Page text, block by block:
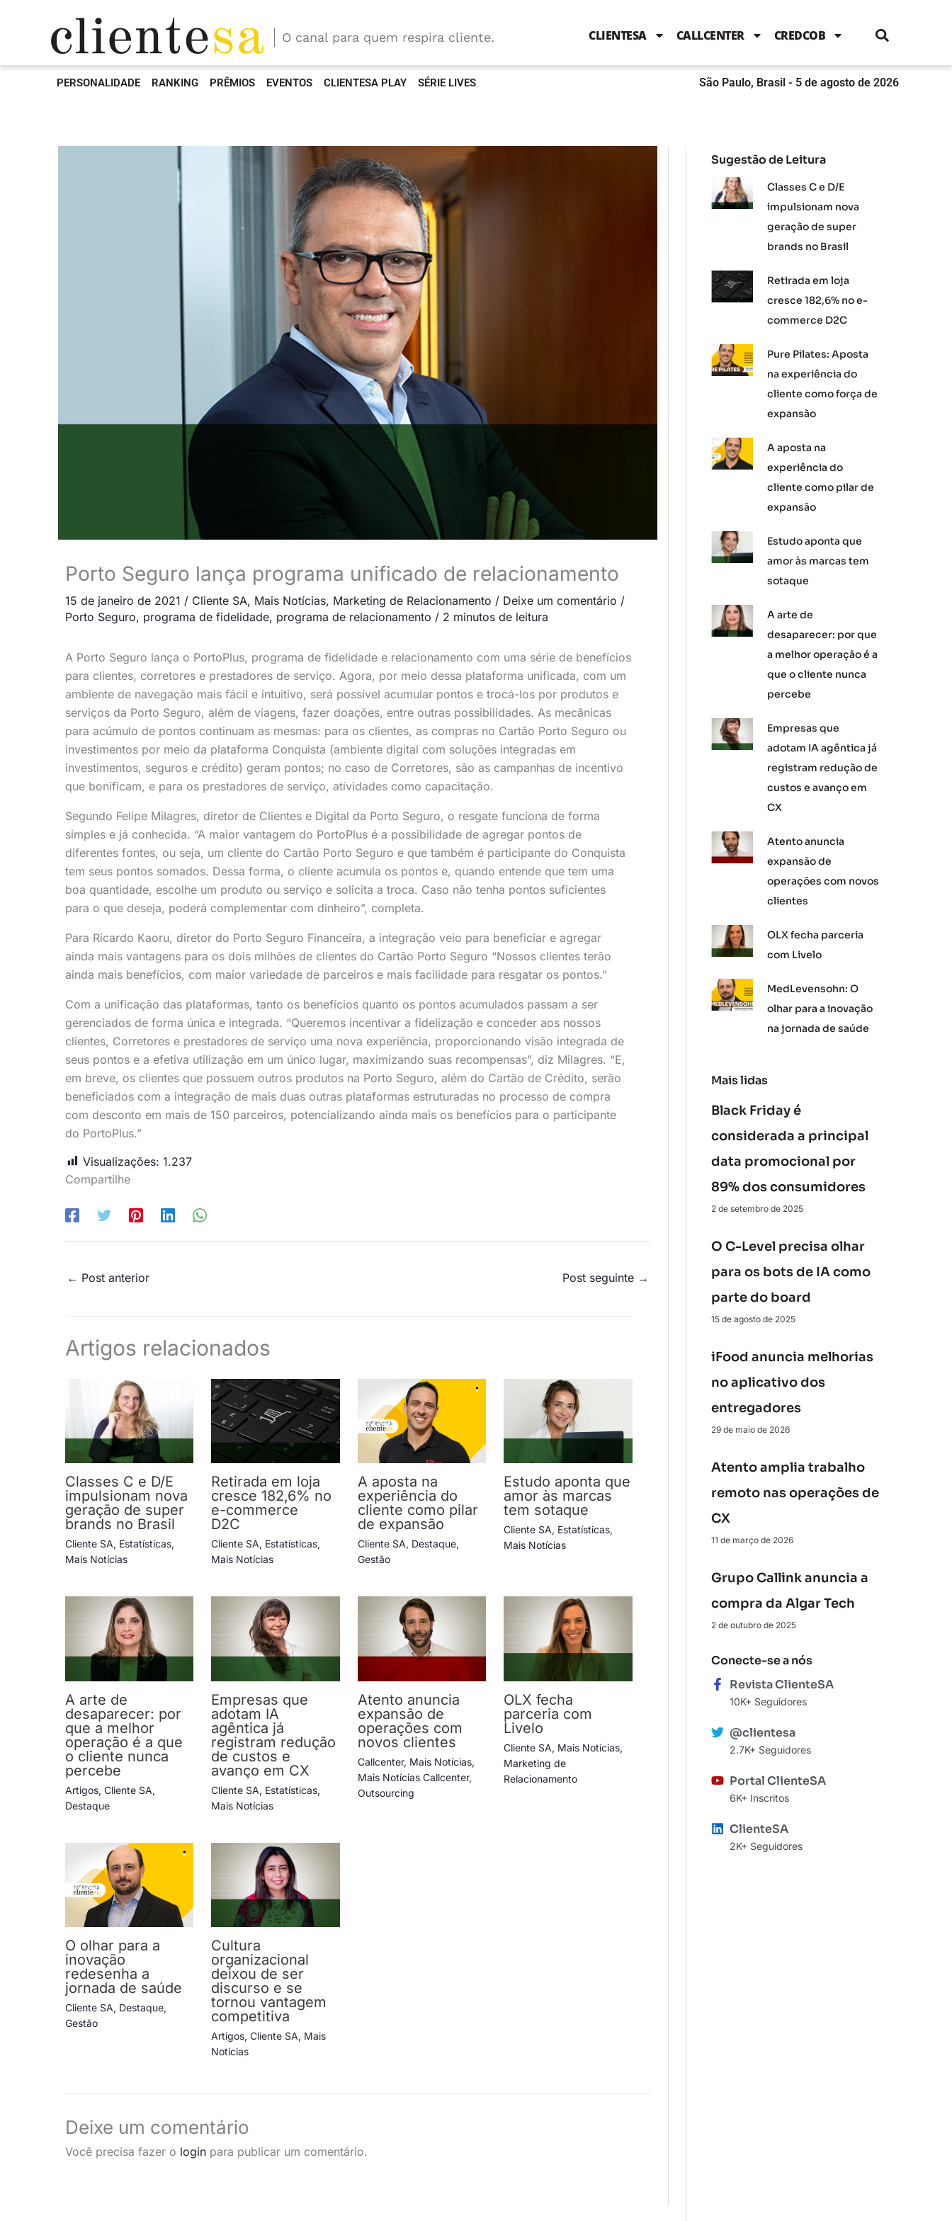
b
o
k
t
e
b
n
g
a
m
O canal para quem respira cliente. CLIENTESA CALLCENTER CREDCOB
PERSONALIDADE RANKING PRÊMIOS EVENTOS CLIENTESA PLAY SÉRIE LIVES São Paulo, Brasil - 5 de agosto de 2026
Porto Seguro lança programa unificado de relacionamento
15 de janeiro de 2021 / Cliente SA, Mais Notícias, Marketing de Relacionamento / Deixe um comentário /
Porto Seguro, programa de fidelidade, programa de relacionamento / 2 minutos de leitura
A Porto Seguro lança o PortoPlus, programa de fidelidade e relacionamento com uma série de benefícios
para clientes, corretores e prestadores de serviço. Agora, por meio dessa plataforma unificada, com um
ambiente de navegação mais fácil e intuitivo, será possível acumular pontos e trocá-los por produtos e
serviços da Porto Seguro, além de viagens, fazer doações, entre outras possibilidades. As mecânicas
para acúmulo de pontos continuam as mesmas: para os clientes, as compras no Cartão Porto Seguro ou
investimentos por meio da plataforma Conquista (ambiente digital com soluções integradas em
investimentos, seguros e crédito) geram pontos; no caso de Corretores, são as campanhas de incentivo
que bonificam, e para os prestadores de serviço, atividades como capacitação.
Segundo Felipe Milagres, diretor de Clientes e Digital da Porto Seguro, o resgate funciona de forma
simples e já conhecida. “A maior vantagem do PortoPlus é a possibilidade de agregar pontos de
diferentes fontes, ou seja, um cliente do Cartão Porto Seguro e que também é participante do Conquista
tem seus pontos somados. Dessa forma, o cliente acumula os pontos e, quando entende que tem uma
boa quantidade, escolhe um produto ou serviço e solicita a troca. Caso não tenha pontos suficientes
para o que deseja, poderá complementar com dinheiro”, completa.
Para Ricardo Kaoru, diretor do Porto Seguro Financeira, a integração veio para beneficiar e agregar
ainda mais vantagens para os dois milhões de clientes do Cartão Porto Seguro “Nossos clientes terão
ainda mais benefícios, com maior variedade de parceiros e mais facilidade para resgatar os pontos.”
Com a unificação das plataformas, tanto os benefícios quanto os pontos acumulados passam a ser
gerenciados de forma única e integrada. “Queremos incentivar a fidelização e conceder aos nossos
clientes, Corretores e prestadores de serviço uma nova experiência, proporcionando visão integrada de
seus pontos e a efetiva utilização em um único lugar, maximizando suas recompensas”, diz Milagres. “E,
em breve, os clientes que possuem outros produtos na Porto Seguro, além do Cartão de Crédito, serão
beneficiados com a integração de mais duas outras plataformas estruturadas no processo de compra
com desconto em mais de 150 parceiros, potencializando ainda mais os benefícios para o participante
do PortoPlus.”
Visualizações: 1.237
Compartilhe
← Post anterior Post seguinte →
Artigos relacionados
Classes C e D/E
impulsionam nova
geração de super
brands no Brasil
Cliente SA, Estatísticas,
Mais Notícias
Retirada em loja
cresce 182,6% no
e-commerce
D2C
Cliente SA, Estatísticas,
Mais Notícias
A aposta na
experiência do
cliente como pilar
de expansão
Cliente SA, Destaque,
Gestão
Estudo aponta que
amor às marcas
tem sotaque
Cliente SA, Estatísticas,
Mais Notícias
A arte de
desaparecer: por
que a melhor
operação é a que
o cliente nunca
percebe
Artigos, Cliente SA,
Destaque
Empresas que
adotam IA
agêntica já
registram redução
de custos e
avanço em CX
Cliente SA, Estatísticas,
Mais Notícias
Atento anuncia
expansão de
operações com
novos clientes
Callcenter, Mais Notícias,
Mais Notícias Callcenter,
Outsourcing
OLX fecha
parceria com
Livelo
Cliente SA, Mais Notícias,
Marketing de
Relacionamento
O olhar para a
inovação
redesenha a
jornada de saúde
Cliente SA, Destaque,
Gestão
Cultura
organizacional
deixou de ser
discurso e se
tornou vantagem
competitiva
Artigos,Cliente SA, Mais
Notícias
Deixe um comentário
Você precisa fazer o login para publicar um comentário.
Sugestão de Leitura
Classes C e D/E
impulsionam nova
geração de super
brands no Brasil
Retirada em loja
cresce 182,6% no e-
commerce D2C
Pure Pilates: Aposta
na experiência do
cliente como força de
expansão
A aposta na
experiência do
cliente como pilar de
expansão
Estudo aponta que
amor às marcas tem
sotaque
A arte de
desaparecer: por que
a melhor operação é a
que o cliente nunca
percebe
Empresas que
adotam IA agêntica já
registram redução de
custos e avanço em
CX
Atento anuncia
expansão de
operações com novos
clientes
OLX fecha parceria
com Livelo
MedLevensohn: O
olhar para a inovação
na jornada de saúde
Mais lidas
Black Friday é
considerada a principal
data promocional por
89% dos consumidores
2 de setembro de 2025
O C-Level precisa olhar
para os bots de IA como
parte do board
15 de agosto de 2025
iFood anuncia melhorias
no aplicativo dos
entregadores
29 de maio de 2026
Atento amplia trabalho
remoto nas operações de
CX
11 de março de 2026
Grupo Callink anuncia a
compra da Algar Tech
2 de outubro de 2025
Conecte-se a nós
Revista ClienteSA
10K+ Seguidores
@clientesa
2.7K+ Seguidores
Portal ClienteSA
6K+ Inscritos
ClienteSA
2K+ Seguidores